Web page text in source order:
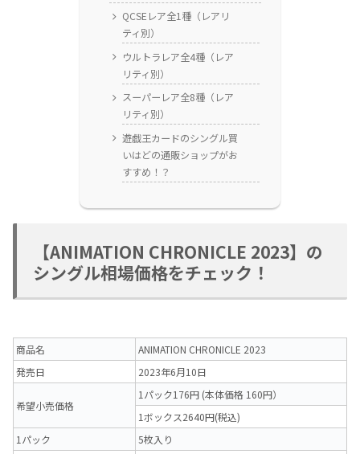
QCSEレア全1種（レアリ
ティ別）
ウルトラレア全4種（レア
リティ別）
スーパーレア全8種（レア
リティ別）
遊戯王カードのシングル買
いはどの通販ショップがお
すすめ！？
【ANIMATION CHRONICLE 2023】の
シングル相場価格をチェック！
商品名
ANIMATION CHRONICLE 2023
発売日
2023年6月10日
希望小売価格
1パック176円 (本体価格 160円）
1ボックス2640円(税込)
1パック
5枚入り